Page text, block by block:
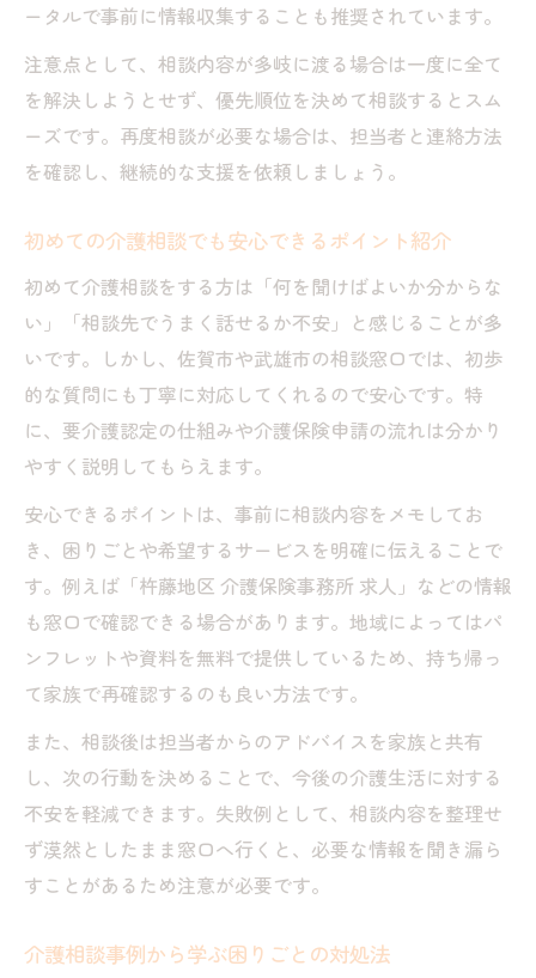
介護相談時の書類準備と手続きチェック
相談窓口でのやりとりで気をつけるポイン
ト
介護相談後のサポート体制を正しく理解
不安を軽減する介護相談テンプレートの活用術
よう
テンプレートを使った介護相談の進め方解
説
介護相談テンプレートの使い方と作成ポイ
ント
相談内容を整理できる介護相談テンプレー
ト活用
介護相談の不安を減らすためのテンプレー
ト術
ータルで事前に情報収集することも推奨されています。
注意点として、相談内容が多岐に渡る場合は一度に全て
を解決しようとせず、優先順位を決めて相談するとスム
ーズです。再度相談が必要な場合は、担当者と連絡方法
を確認し、継続的な支援を依頼しましょう。
初めての介護相談でも安心できるポイント紹介
初めて介護相談をする方は「何を聞けばよいか分からな
い」「相談先でうまく話せるか不安」と感じることが多
いです。しかし、佐賀市や武雄市の相談窓口では、初歩
的な質問にも丁寧に対応してくれるので安心です。特
に、要介護認定の仕組みや介護保険申請の流れは分かり
やすく説明してもらえます。
安心できるポイントは、事前に相談内容をメモしてお
き、困りごとや希望するサービスを明確に伝えることで
す。例えば「杵藤地区 介護保険事務所 求人」などの情報
も窓口で確認できる場合があります。地域によってはパ
ンフレットや資料を無料で提供しているため、持ち帰っ
て家族で再確認するのも良い方法です。
また、相談後は担当者からのアドバイスを家族と共有
し、次の行動を決めることで、今後の介護生活に対する
不安を軽減できます。失敗例として、相談内容を整理せ
ず漠然としたまま窓口へ行くと、必要な情報を聞き漏ら
すことがあるため注意が必要です。
介護相談事例から学ぶ困りごとの対処法